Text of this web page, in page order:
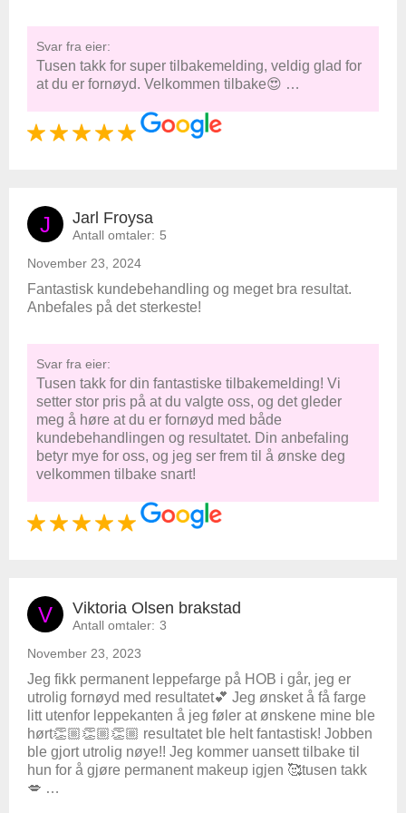
Svar fra eier:
Tusen takk for super tilbakemelding, veldig glad for
at du er fornøyd. Velkommen tilbake😍 …
J Jarl Froysa
Antall omtaler: 5
November 23, 2024
Fantastisk kundebehandling og meget bra resultat.
Anbefales på det sterkeste!
Svar fra eier:
Tusen takk for din fantastiske tilbakemelding! Vi
setter stor pris på at du valgte oss, og det gleder
meg å høre at du er fornøyd med både
kundebehandlingen og resultatet. Din anbefaling
betyr mye for oss, og jeg ser frem til å ønske deg
velkommen tilbake snart!
V Viktoria Olsen brakstad
Antall omtaler: 3
November 23, 2023
Jeg fikk permanent leppefarge på HOB i går, jeg er
utrolig fornøyd med resultatet💕 Jeg ønsket å få farge
litt utenfor leppekanten å jeg føler at ønskene mine ble
hørt👏🏼👏🏼👏🏼 resultatet ble helt fantastisk! Jobben
ble gjort utrolig nøye!! Jeg kommer uansett tilbake til
hun for å gjøre permanent makeup igjen 🥰tusen takk
💋 …